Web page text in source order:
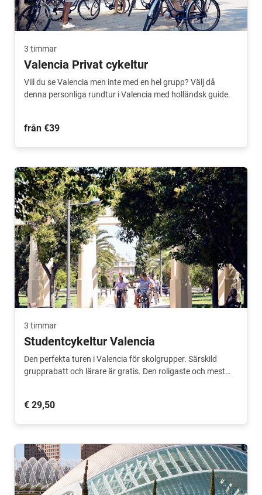
3 timmar
Valencia Privat cykeltur
Vill du se Valencia men inte med en hel grupp? Välj då
denna personliga rundtur i Valencia med holländsk guide.
från €39
3 timmar
Studentcykeltur Valencia
Den perfekta turen i Valencia för skolgrupper. Särskild
grupprabatt och lärare är gratis. Den roligaste och mest
€ 29,50